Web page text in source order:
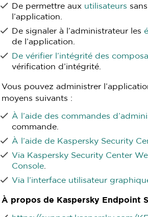
De permettre aux utilisateurs
l’application.
De signaler à l’administrateur les
de l’application.
De vérifier l’intégrité des
vérification d’intégrité.
Vous pouvez administrer
moyens suivants :
À l’aide des commandes
commande.
À l’aide de Kaspersky Security
Via Kaspersky Security Center
Console
Via l’interface utilisateur
À propos de Kaspersky Endpoint